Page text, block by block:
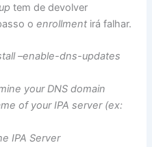
tem de devolver
oenrollment irá falhar.
–enable-dns-updates
your DNS domain
of your IPA server (ex:
IPA Server